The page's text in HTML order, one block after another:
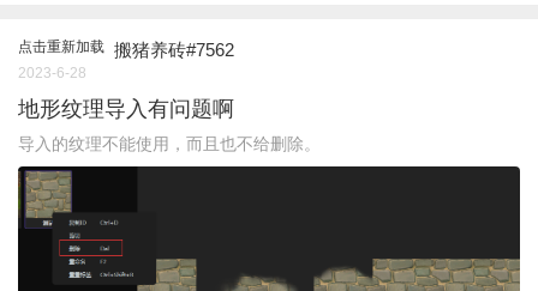
点击重新加载 搬猪养砖#7562
2023-6-28
地形纹理导入有问题啊
导入的纹理不能使用，而且也不给删除。